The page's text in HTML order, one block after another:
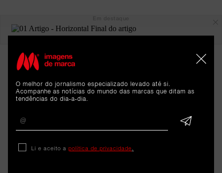
ARTIGOS
O melhor do jornalismo especializado levado até si.
Acompanhe as notícias do mundo das marcas que ditam as
tendências do dia-a-dia.
Li e aceito a política de privacidade